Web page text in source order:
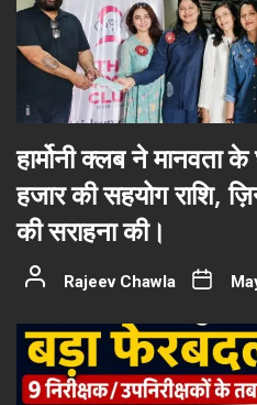
हार्मोनी क्लब ने मानवता
हजार की सहयोग राशि,
की सराहना की।
Rajeev Chawla